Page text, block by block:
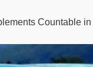
Countable in